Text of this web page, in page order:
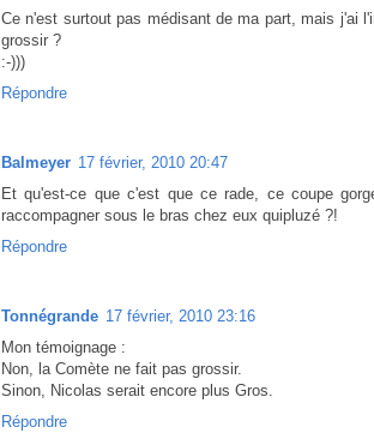
Ce n'est surtout pas médisant de ma part, mais j'ai
grossir ?
:-)))
Répondre
Balmeyer 17 février, 2010 20:47
Et qu'est-ce que c'est que ce rade, ce coupe
raccompagner sous le bras chez eux quipluzé ?!
Répondre
Tonnégrande 17 février, 2010 23:16
Mon témoignage :
Non, la Comète ne fait pas grossir.
Sinon, Nicolas serait encore plus Gros.
Répondre